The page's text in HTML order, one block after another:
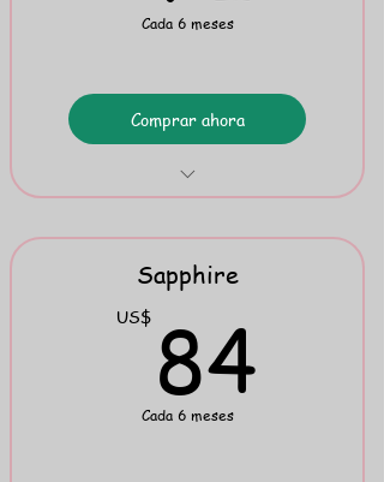
Cada 6 meses
Comprar ahora
Phonics Flipbook
Spelling Rules Flipbook
Sapphire
US$ 84
Cada 6 meses